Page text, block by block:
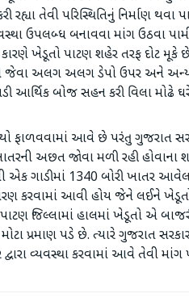
તેવી પરિસ્થિતિનું નિર્માણ થવા
ઉપલબ્ધ બનાવવા માંગ ઉઠવા
ખેડૂતો પાટણ શહેર તરફ દોટ
જેવા અલગ અલગ ડેપો ઉપર અને
આર્થિક બોજ સહન કરી વિલા મોઢે
ફાળવવામાં આવે છે પરંતુ ગુજરાત
અછત જોવા મળી રહી હોવાના
એક ગાડીમાં 1340 બોરી ખાતર
કરવામાં આવી હોય જેને લઈને
જિલ્લામાં હાલમાં ખેડૂતો એ
પ્રમાણ પડે છે. ત્યારે ગુજરાત
વ્યવસ્થા કરવામાં આવે તેવી માંગ